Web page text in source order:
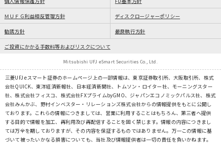
ＭＵＦＧ利益相反管理方針 ディスクロージャーポリシー
勧誘方針 最良執行方針
ご投資にかかる手数料等およびリスクについて
Mitsubishi UFJ eSmart Securities Co., Ltd.
三菱UFJ eスマート証券のホームページ上の一部情報は、東京証券取引所、大阪取引所、株式
会社QUICK、東洋経済新報社、日本経済新聞社、トムソン・ロイター社、モーニングスター
社、株式会社フィスコ、株式会社FXプライムbyGMO、ジャパンエコノミックパルス社、株式
会社みんかぶ、野村インベスター・リレーションズ株式会社からの情報提供をもとに公開し
ております。これらの情報につきましては、営業に利用することはもちろん、第三者へ提供
する目的で情報を加工、再利用及び再配信することを固く禁じます。情報の内容につきまし
ては万全を期しておりますが、その内容を保証するものではありません。万一この情報に基
づいて被ったいかなる損害についても、当社及び情報提供者は一切の責任を負いかねます。